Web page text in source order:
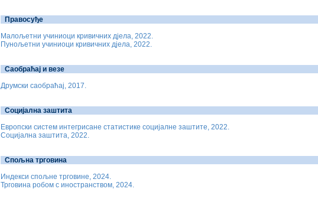
Правосуђе
Малољетни учиниоци кривичних дјела, 2022.
Пунољетни учиниоци кривичних дјела, 2022.
Саобраћај и везе
Друмски саобраћај, 2017.
Социјална заштита
Европски систем интегрисане статистике социјалне заштите, 2022.
Социјална заштита, 2022.
Спољна трговина
Индекси спољне трговине, 2024.
Трговина робом с иностранством, 2024.